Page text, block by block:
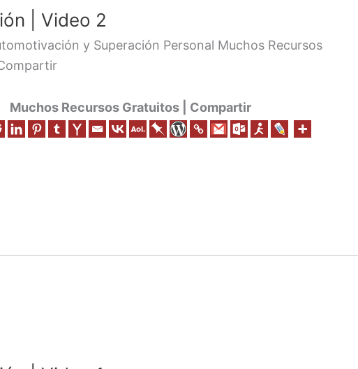
| Video 2
y Superación Personal Muchos Recursos
Muchos Recursos Gratuitos | Compartir